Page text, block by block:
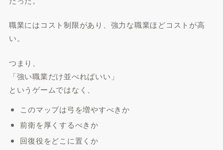
職業にはコスト制限があり、強力な職業ほどコストが高
い。
つまり、
「強い職業だけ並べればいい」
というゲームではなく、
このマップは弓を増やすべきか
前衛を厚くするべきか
回復役をどこに置くか